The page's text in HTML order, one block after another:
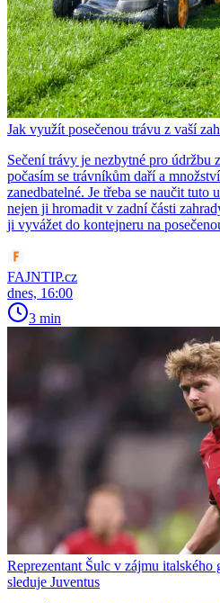
Jak využít posečenou trávu z vaší
Sečení trávy je nezbytné pro údržbu
počasím se trávníkům daří a
zanedbatelné. Je třeba se naučit tuto
nejen ji hromadit v zadní části
ji vyvážet do kontejneru na
FAJNTIP.cz
dnes, 16:00
3 min
Reprezentant Šulc v zájmu italského
sleduje Juventus